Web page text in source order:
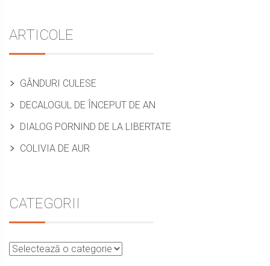
Sidebar
ARTICOLE
GÂNDURI CULESE
DECALOGUL DE ÎNCEPUT DE AN
DIALOG PORNIND DE LA LIBERTATE
COLIVIA DE AUR
CATEGORII